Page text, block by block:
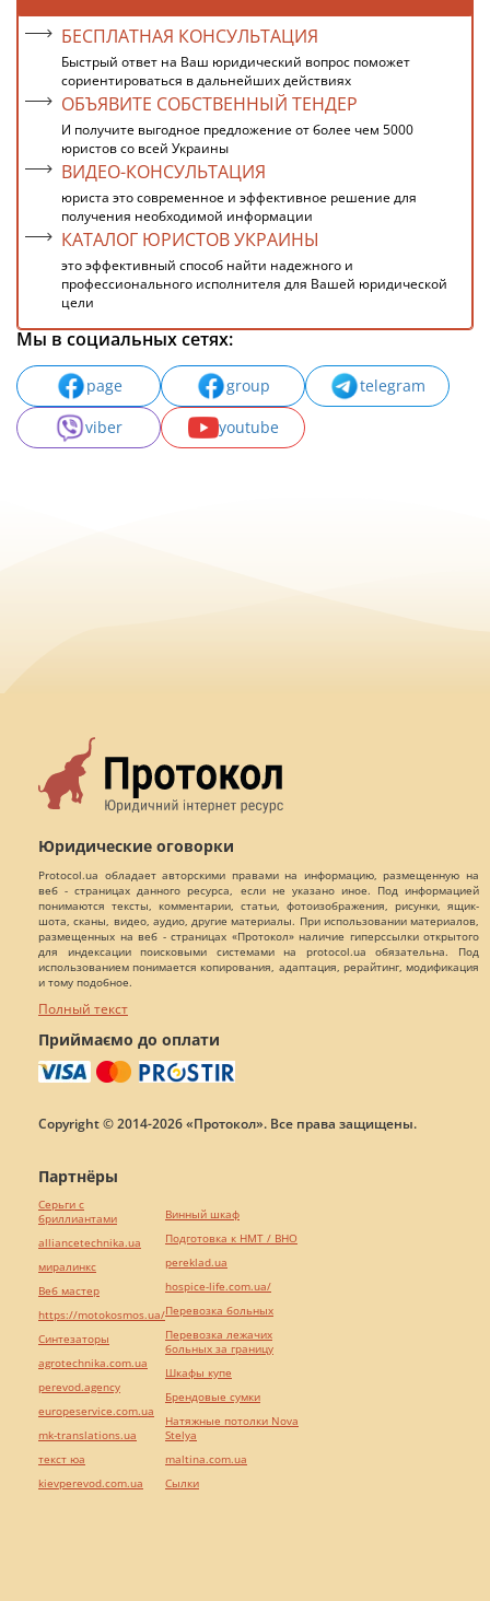
БЕСПЛАТНАЯ КОНСУЛЬТАЦИЯ
Быстрый ответ на Ваш юридический вопрос поможет
сориентироваться в дальнейших действиях
ОБЪЯВИТЕ СОБСТВЕННЫЙ ТЕНДЕР
И получите выгодное предложение от более чем 5000
юристов со всей Украины
ВИДЕО-КОНСУЛЬТАЦИЯ
юриста это современное и эффективное решение для
получения необходимой информации
КАТАЛОГ ЮРИСТОВ УКРАИНЫ
это эффективный способ найти надежного и
профессионального исполнителя для Вашей юридической
цели
Мы в социальных сетях:
page group
telegram
viber
youtube
Юридические оговорки
Protocol.ua обладает авторскими правами на информацию, размещенную на
веб - страницах данного ресурса, если не указано иное. Под информацией
понимаются тексты, комментарии, статьи, фотоизображения, рисунки, ящик-
шота, сканы, видео, аудио, другие материалы. При использовании материалов,
размещенных на веб - страницах «Протокол» наличие гиперссылки открытого
для индексации поисковыми системами на protocol.ua обязательна. Под
использованием понимается копирования, адаптация, рерайтинг, модификация
и тому подобное.
Полный текст
Приймаємо до оплати
Copyright © 2014-2026 «Протокол». Все права защищены.
Партнёры
Серьги с
бриллиантами
alliancetechnika.ua
миралинкс
Веб мастер
https://motokosmos.ua/
Синтезаторы
agrotechnika.com.ua
perevod.agency
europeservice.com.ua
mk-translations.ua
текст юа
kievperevod.com.ua
Винный шкаф
Подготовка к НМТ / ВНО
pereklad.ua
hospice-life.com.ua/
Перевозка больных
Перевозка лежачих
больных за границу
Шкафы купе
Брендовые сумки
Натяжные потолки Nova
Stelya
maltina.com.ua
Cылки